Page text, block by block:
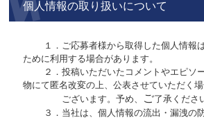
個人情報の取り扱いについて
１．ご応募者様から取得した個人情報
ために利用する場合があります。
２．投稿いただいたコメントやエピソ
物にて匿名改変の上、公表させていただく
ございます。予め、
ご了承くださ
３．当社は、個人情報の流出・漏洩の